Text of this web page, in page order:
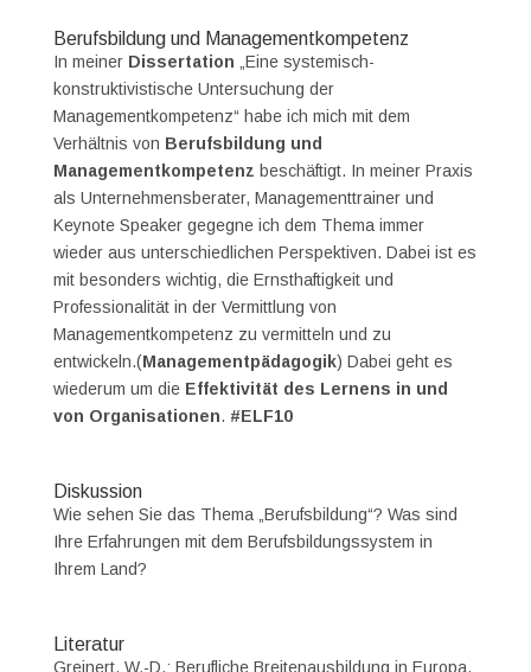
Berufsbildung und Managementkompetenz
In meiner Dissertation „Eine systemisch-
konstruktivistische Untersuchung der
Managementkompetenz“ habe ich mich mit dem
Verhältnis von Berufsbildung und
Managementkompetenz beschäftigt. In meiner Praxis
als Unternehmensberater, Managementtrainer und
Keynote Speaker gegegne ich dem Thema immer
wieder aus unterschiedlichen Perspektiven. Dabei ist es
mit besonders wichtig, die Ernsthaftigkeit und
Professionalität in der Vermittlung von
Managementkompetenz zu vermitteln und zu
entwickeln.(Managementpädagogik) Dabei geht es
wiederum um die Effektivität des Lernens in und
von Organisationen. #ELF10
Diskussion
Wie sehen Sie das Thema „Berufsbildung“? Was sind
Ihre Erfahrungen mit dem Berufsbildungssystem in
Ihrem Land?
Literatur
Greinert, W.-D.: Berufliche Breitenausbildung in Europa,